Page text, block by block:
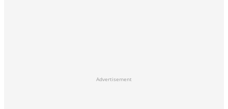
Advertisement